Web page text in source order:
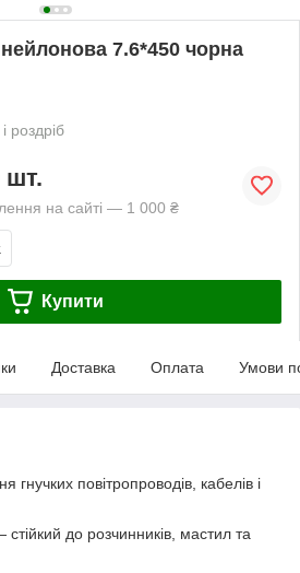
7.6*450 чорна
роздріб
шт.
на сайті — 1 000 ₴
Купити
Доставка Оплата Умови
гнучких повітропроводів, кабелів і
до розчинників, мастил та